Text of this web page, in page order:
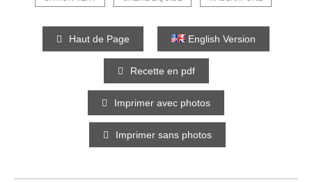
Haut de Page English Version
Recette en pdf
Imprimer avec photos
Imprimer sans photos